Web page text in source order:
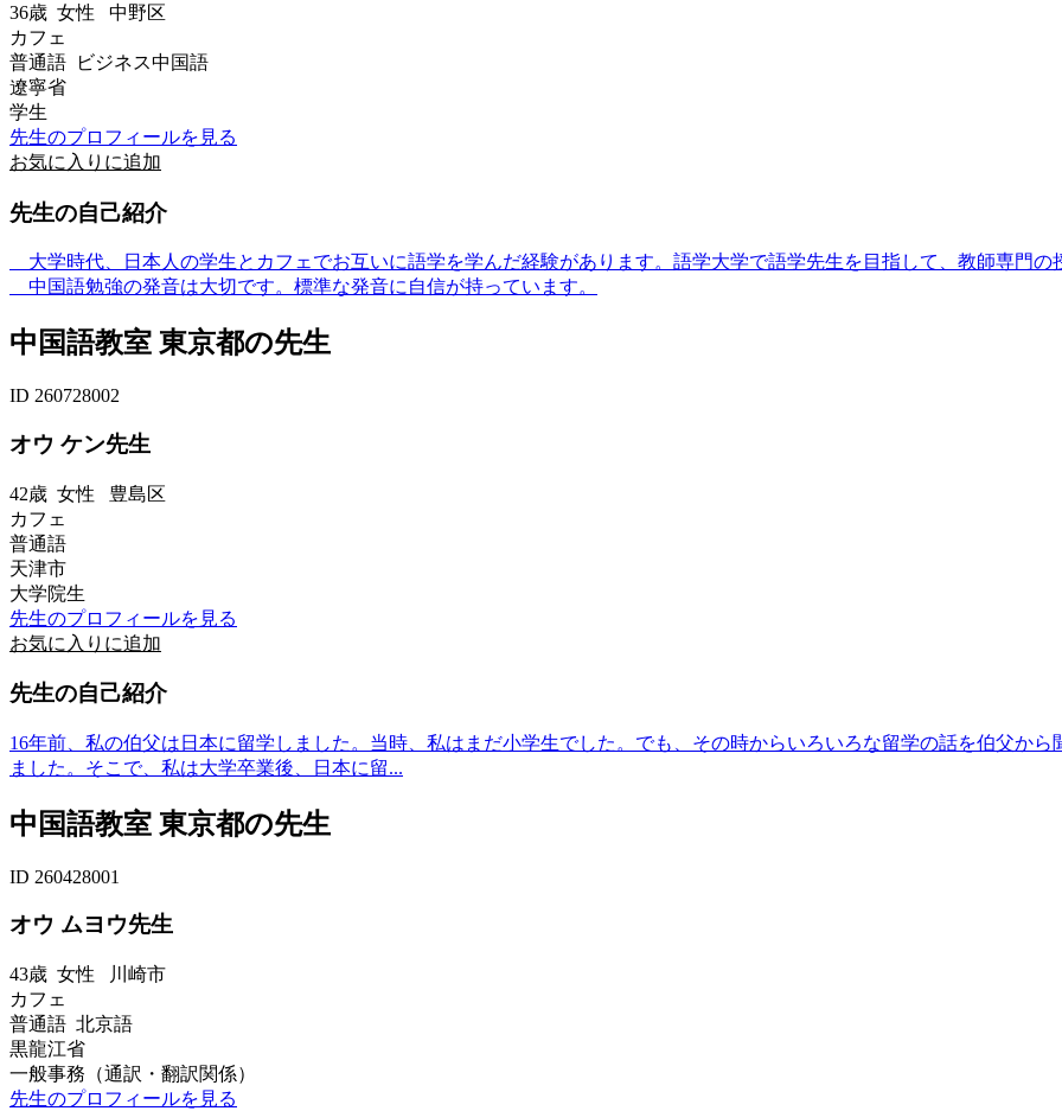
36歳 女性 中野区
カフェ
普通語 ビジネス中国語
遼寧省
学生
先生のプロフィールを見る
お気に入りに追加
先生の自己紹介
大学時代、日本人の学生とカフェでお互いに語学を学んだ経験があります。語学大学で語学先生を目指して、教師専門の
中国語勉強の発音は大切です。標準な発音に自信が持っています。
中国語教室 東京都の先生
ID 260728002
オウ ケン先生
42歳 女性 豊島区
カフェ
普通語
天津市
大学院生
先生のプロフィールを見る
お気に入りに追加
先生の自己紹介
16年前、私の伯父は日本に留学しました。当時、私はまだ小学生でした。でも、その時からいろいろな留学の話を伯父か
ました。そこで、私は大学卒業後、日本に留...
中国語教室 東京都の先生
ID 260428001
オウ ムヨウ先生
43歳 女性 川崎市
カフェ
普通語 北京語
黒龍江省
一般事務（通訳・翻訳関係）
先生のプロフィールを見る